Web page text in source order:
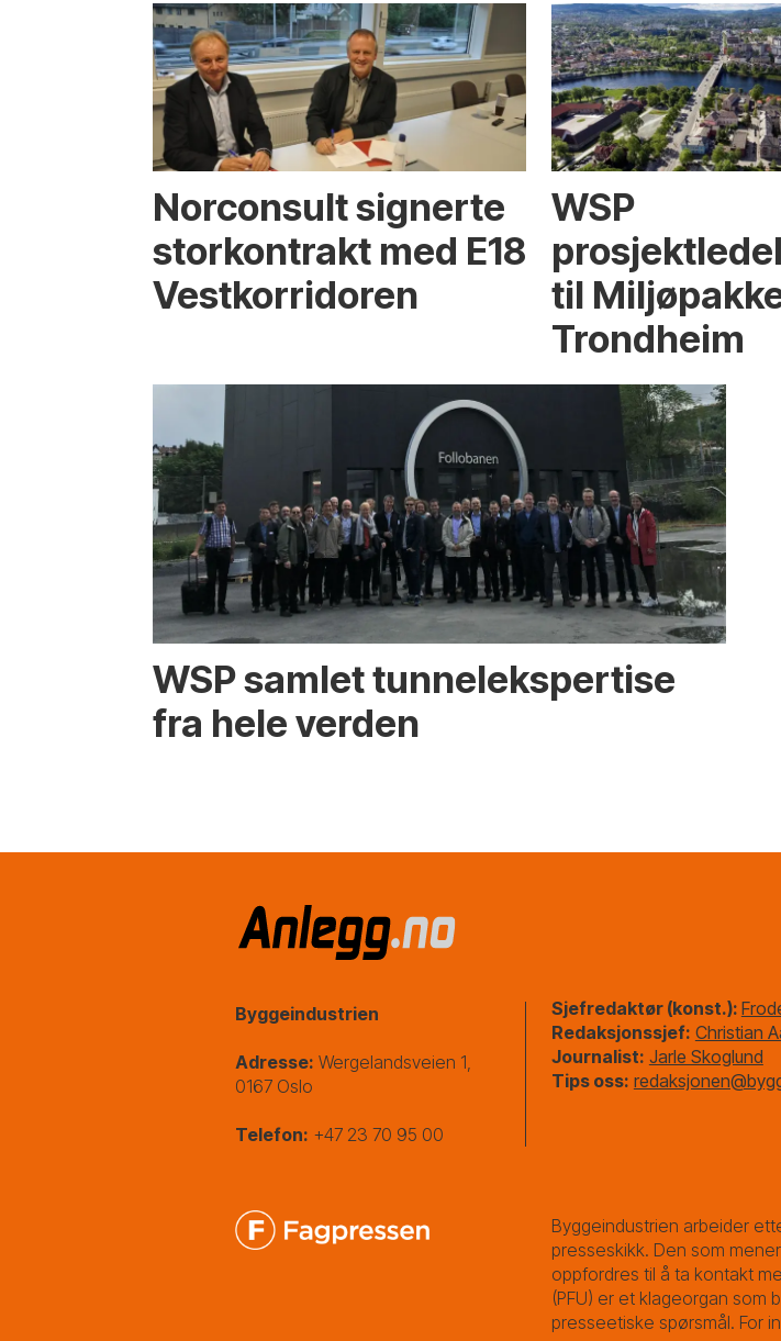
Norconsult signerte
storkontrakt med E18
Vestkorridoren
WSP
til
Trondheim
WSP samlet tunnelekspertise
fra hele verden
Byggeindustrien
Adresse: Wergelandsveien 1,
0167 Oslo
Telefon: +47 23 70 95 00
Sjefredaktør (konst.):
Redaksjonssjef: Christian
Journalist: Jarle Skoglund
Tips oss:
Byggeindustrien arbeider
presseskikk. Den som
oppfordres til å ta kontakt
(PFU) er et klageorgan som
presseetiske spørsmål. For